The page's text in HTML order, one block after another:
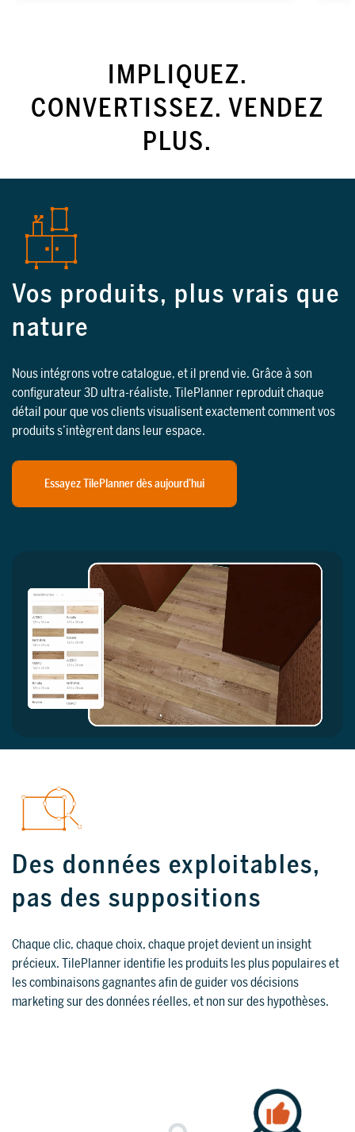
IMPLIQUEZ.
CONVERTISSEZ. VENDEZ
PLUS.
Vos produits, plus vrais que
nature
Nous intégrons votre catalogue, et il prend vie. Grâce à son
configurateur 3D ultra-réaliste, TilePlanner reproduit chaque
détail pour que vos clients visualisent exactement comment vos
produits s’intègrent dans leur espace.
Essayez TilePlanner dès aujourd’hui
Des données exploitables,
pas des suppositions
Chaque clic, chaque choix, chaque projet devient un insight
précieux. TilePlanner identifie les produits les plus populaires et
les combinaisons gagnantes afin de guider vos décisions
marketing sur des données réelles, et non sur des hypothèses.